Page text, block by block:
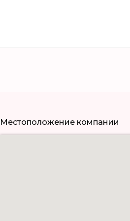
Местоположение компании